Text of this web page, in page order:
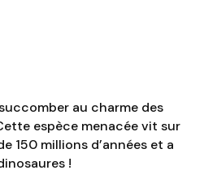
au charme des
espèce menacée vit sur
150 millions d’années et a
!